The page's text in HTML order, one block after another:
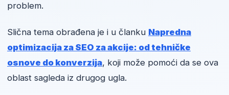
problem.
Slična tema obrađena je i u članku Napredna
optimizacija za SEO za akcije: od tehničke
osnove do konverzija, koji može pomoći da se ova
oblast sagleda iz drugog ugla.